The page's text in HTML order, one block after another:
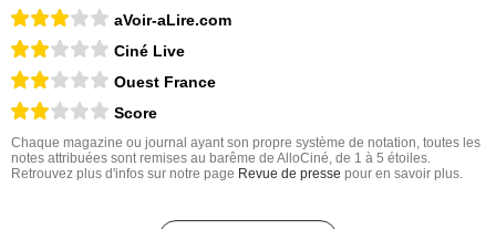
aVoir-aLire.com
Ciné Live
Ouest France
Score
Chaque magazine ou journal ayant son propre système de notation, toutes les
notes attribuées sont remises au barême de AlloCiné, de 1 à 5 étoiles.
Retrouvez plus d'infos sur notre page Revue de presse pour en savoir plus.